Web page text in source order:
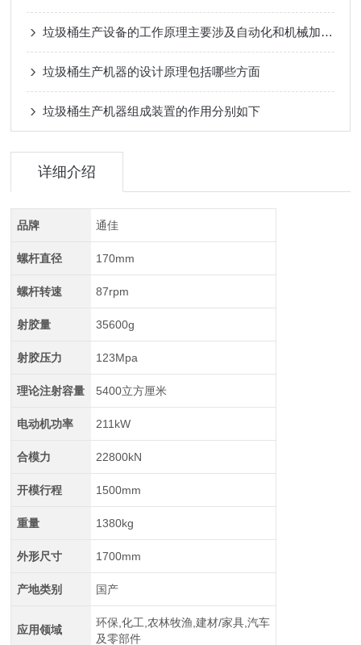
垃圾桶生产设备的工作原理主要涉及自动化和机械加工技术
垃圾桶生产机器的设计原理包括哪些方面
垃圾桶生产机器组成装置的作用分别如下
详细介绍
品牌 通佳
螺杆直径 170mm
螺杆转速 87rpm
射胶量 35600g
射胶压力 123Mpa
理论注射容量 5400立方厘米
电动机功率 211kW
合模力 22800kN
开模行程 1500mm
重量 1380kg
外形尺寸 1700mm
产地类别 国产
应用领域
环保,化工,农林牧渔,建材/家具,汽车
及零部件